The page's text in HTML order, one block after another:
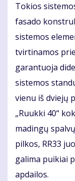
Tokios
fasado
sistemos
tvirtinamos
garantuoja
sistemos
vienu iš dviejų
„Ruukki 40“
madingų
pilkos, RR33
galima puikiai
apdailos.